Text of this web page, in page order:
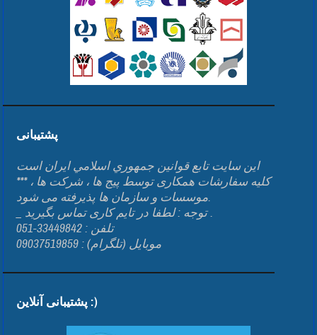
پشتیبانی
اين سايت تابع قوانين جمهوري اسلامي ايران است
*** کلیه سفارشات همکاری توسط پیج ها ، شرکت ها ،
موسسات و سازمان ها پذیرفته می شود.
_ توجه : لطفا در تایم کاری تماس بگیرید .
تلفن : 33449842-051
موبایل (تلگرام) : 09037519859
پشتیبانی آنلاین :)